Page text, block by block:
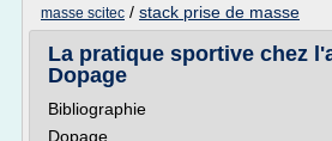
masse scitec / stack prise de masse
La pratique sportive chez
Dopage
Bibliographie
Dopage